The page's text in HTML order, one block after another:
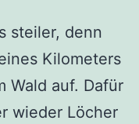
steiler, denn
Kilometers
Wald auf. Dafür
wieder Löcher